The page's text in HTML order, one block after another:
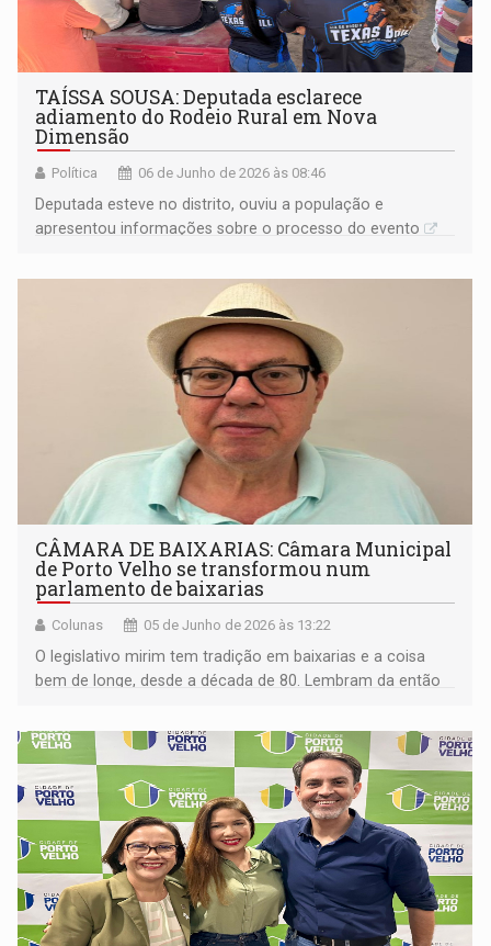
TAÍSSA SOUSA: Deputada esclarece
adiamento do Rodeio Rural em Nova
Dimensão
Política 06 de Junho de 2026 às 08:46
Deputada esteve no distrito, ouviu a população e
apresentou informações sobre o processo do evento
CÂMARA DE BAIXARIAS: Câmara Municipal
de Porto Velho se transformou num
parlamento de baixarias
Colunas 05 de Junho de 2026 às 13:22
O legislativo mirim tem tradição em baixarias e a coisa
bem de longe, desde a década de 80. Lembram da então